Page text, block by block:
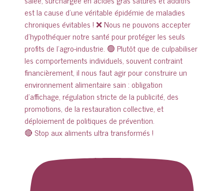
🔴 Stop aux aliments ultra transformés !